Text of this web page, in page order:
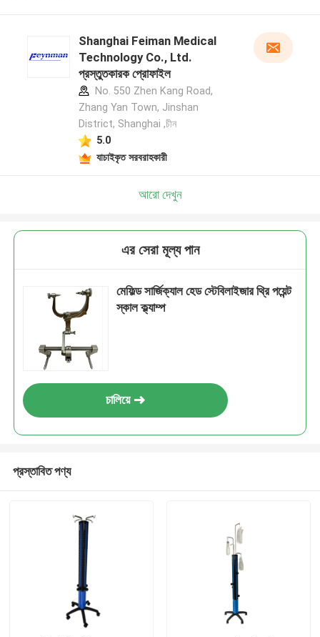
Shanghai Feiman Medical
Technology Co., Ltd.
প্রস্তুতকারক প্রোফাইল
No. 550 Zhen Kang Road,
Zhang Yan Town, Jinshan
District, Shanghai ,চীন
5.0
যাচাইকৃত সরবরাহকারী
আরো দেখুন
এর সেরা মূল্য পান
মেফিল্ড সার্জিক্যাল হেড স্টেবিলাইজার থ্রি পয়েন্ট
স্কাল ক্ল্যাম্প
চালিয়ে
প্রস্তাবিত পণ্য